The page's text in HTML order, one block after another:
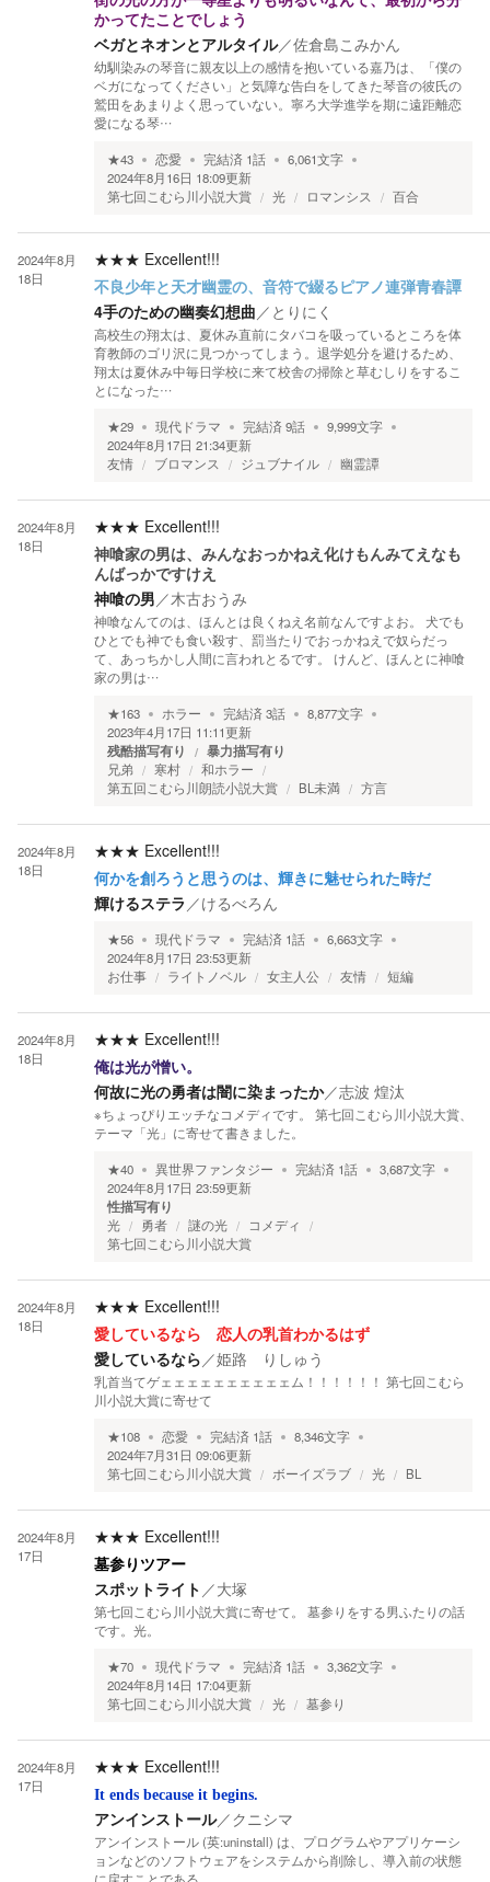
かってたことでしょう
ベガとネオンとアルタイル／佐倉島こみかん
幼馴染みの琴音に親友以上の感情を抱いている嘉乃は、「僕の
ベガになってください」と気障な告白をしてきた琴音の彼氏の
鷲田をあまりよく思っていない。寧ろ大学進学を期に遠距離恋
愛になる琴…
★43 恋愛 完結済 1話 6,061文字
2024年8月16日 18:09更新
第七回こむら川小説大賞
光 ロマンシス 百合
2024年8月
18日
★★★ Excellent!!!
不良少年と天才幽霊の、音符で綴るピアノ連弾青春譚
4手のための幽奏幻想曲／ とりにく
高校生の翔太は、夏休み直前にタバコを吸っているところを体
育教師のゴリ沢に見つかってしまう。退学処分を避けるため、
翔太は夏休み中毎日学校に来て校舎の掃除と草むしりをするこ
とになった…
★29 現代ドラマ 完結済9話 9,999文字
2024年8月17日 21:34更新
友情
ブロマンス ジュブナイル 幽霊譚
2024年8月
18日
★★★ Excellent!!!
神喰家の男は、みんなおっかねえ化けもんみてえなも
んばっかですけえ
神喰の男／木古おうみ
神喰なんてのは、ほんとは良くねえ名前なんですよお。 犬でも
ひとでも神でも食い殺す、罰当たりでおっかねえで奴らだっ
て、あっちかし人間に言われとるです。 けんど、ほんとに神喰
家の男は…
★163 ホラー 完結済3話 8,877文字
2023年4月17日 11:11更新
残酷描写有り 暴力描写有り
兄弟 寒村
和ホラー
第五回こむら川朗読小説大賞
BL未満 方言
2024年8月
18日
★★★ Excellent!!!
何かを創ろうと思うのは、輝きに魅せられた時だ
輝けるステラ ／けるべろん
★56 現代ドラマ 完結済 1話 6,663文字
2024年8月17日 23:53更新
お仕事
ライトノベル 女主人公 友情 短編
2024年8月
18日
★★★ Excellent!!!
俺は光が憎い。
何故に光の勇者は闇に染まったか／志波 煌汰
※ちょっぴりエッチなコメディです。 第七回こむら川小説大賞、
テーマ「光」に寄せて書きました。
★40 異世界ファンタジー 完結済 1話 3,687文字
2024年8月17日 23:59更新
性描写有り
光 勇者 謎の光
コメディ
第七回こむら川小説大賞
2024年8月
18日
★★★ Excellent!!!
愛しているなら 恋人の乳首わかるはず
愛しているなら／姫路 りしゅう
乳首当てゲェェェェェェェェェェム！！！！！！ 第七回こむら
川小説大賞に寄せて
★108 恋愛 完結済 1話 8,346文字
2024年7月31日 09:06更新
第七回こむら川小説大賞
ボーイズラブ 光 BL
2024年8月
17日
★★★ Excellent!!!
墓参りツアー
スポットライト ／大塚
第七回こむら川小説大賞に寄せて。 墓参りをする男ふたりの話
です。光。
★70 現代ドラマ 完結済 1話 3,362文字
2024年8月14日 17:04更新
第七回こむら川小説大賞
光 墓参り
2024年8月
17日
★★★ Excellent!!!
It ends because it begins.
アンインストール／クニシマ
アンインストール (英:uninstall) は、プログラムやアプリケーシ
ョンなどのソフトウェアをシステムから削除し、導入前の状態